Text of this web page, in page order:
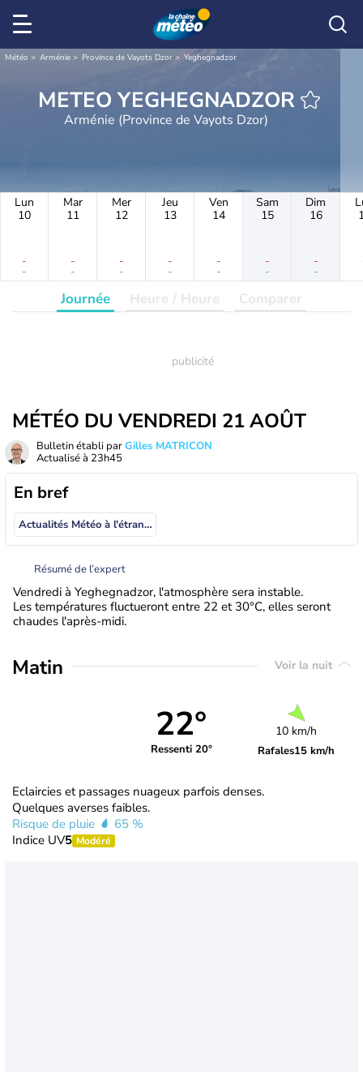
Météo Arménie Province de Vayots Dzor Yeghegnadzor
METEO YEGHEGNADZOR
Arménie (Province de Vayots Dzor)
Lun
10
-
-
Mar
11
-
-
Mer
12
-
-
Jeu
13
-
-
Ven
14
-
-
Sam
15
-
-
Dim
16
-
-
Journée Heure / Heure Comparer
MÉTÉO DU VENDREDI 21 AOÛT
Bulletin établi parGilles MATRICON
Actualisé à 23h45
En bref
Actualités Météo à l'étranger
Résumé de l’expert
Vendredi à Yeghegnadzor, l'atmosphère sera instable.
Les températures fluctueront entre 22 et 30°C, elles seront
chaudes l'après-midi.
Matin Voir la nuit
22°
Ressenti 20°
10 km/h
Rafales15 km/h
Eclaircies et passages nuageux parfois denses.
Quelques averses faibles.
Risque de pluie
65 %
Indice UV5 Modéré